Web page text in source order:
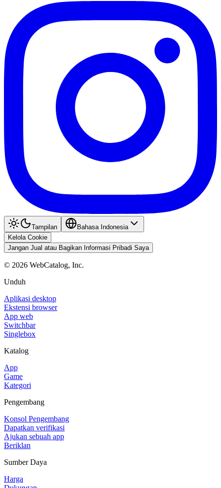
Tampilan
Bahasa Indonesia
Kelola Cookie
Jangan Jual atau Bagikan Informasi Pribadi Saya
© 2026 WebCatalog, Inc.
Unduh
Aplikasi desktop
Ekstensi browser
App web
Switchbar
Singlebox
Katalog
App
Game
Kategori
Pengembang
Konsol Pengembang
Dapatkan verifikasi
Ajukan sebuah app
Beriklan
Sumber Daya
Harga